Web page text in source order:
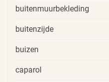
buitenmuurbekleding
buitenzijde
buizen
caparol